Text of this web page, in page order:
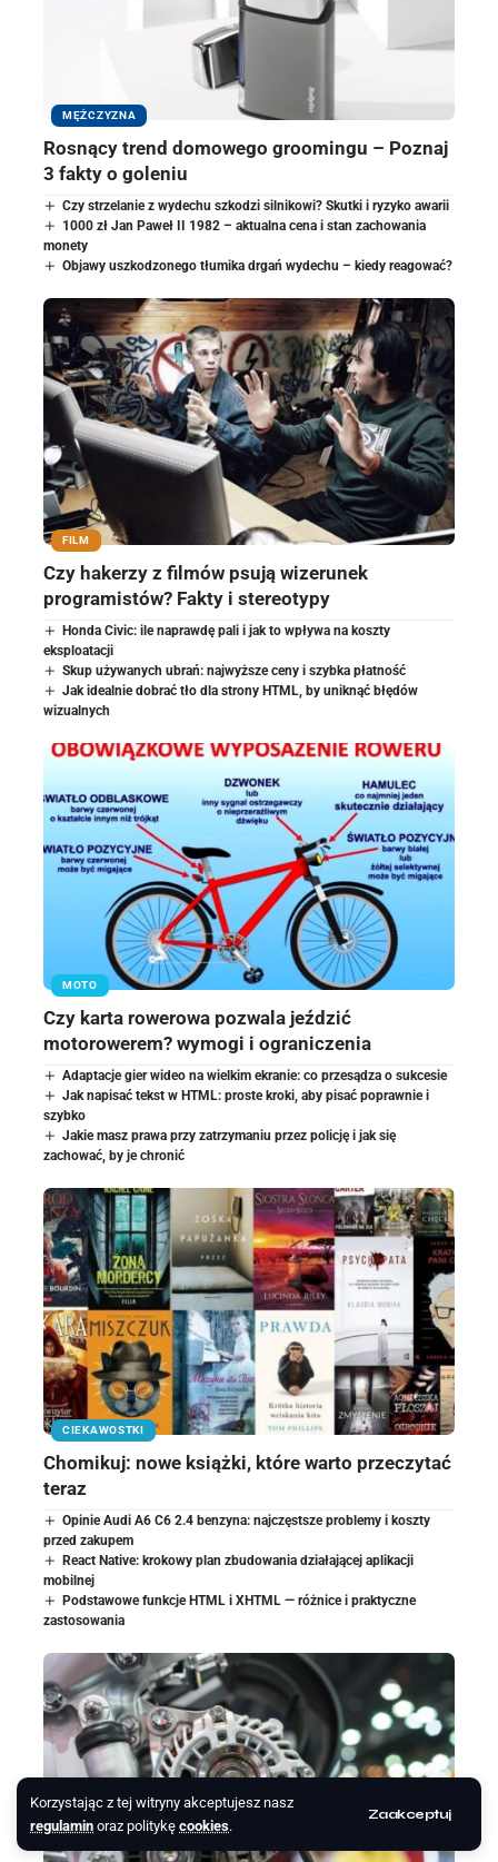
Korzystając z tej witryny akceptujesz nasz
regulamin oraz politykę cookies.
Zaakceptuj
MĘŻCZYZNA
Rosnący trend domowego groomingu – Poznaj
3 fakty o goleniu
Czy strzelanie z wydechu szkodzi silnikowi? Skutki i ryzyko awarii
1000 zł Jan Paweł II 1982 – aktualna cena i stan zachowania
monety
Objawy uszkodzonego tłumika drgań wydechu – kiedy reagować?
FILM
Czy hakerzy z filmów psują wizerunek
programistów? Fakty i stereotypy
Honda Civic: ile naprawdę pali i jak to wpływa na koszty
eksploatacji
Skup używanych ubrań: najwyższe ceny i szybka płatność
Jak idealnie dobrać tło dla strony HTML, by uniknąć błędów
wizualnych
MOTO
Czy karta rowerowa pozwala jeździć
motorowerem? wymogi i ograniczenia
Adaptacje gier wideo na wielkim ekranie: co przesądza o sukcesie
Jak napisać tekst w HTML: proste kroki, aby pisać poprawnie i
szybko
Jakie masz prawa przy zatrzymaniu przez policję i jak się
zachować, by je chronić
CIEKAWOSTKI
Chomikuj: nowe książki, które warto przeczytać
teraz
Opinie Audi A6 C6 2.4 benzyna: najczęstsze problemy i koszty
przed zakupem
React Native: krokowy plan zbudowania działającej aplikacji
mobilnej
Podstawowe funkcje HTML i XHTML — różnice i praktyczne
zastosowania